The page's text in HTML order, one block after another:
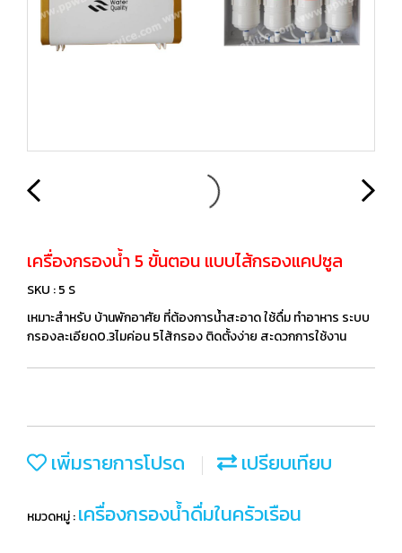
เครื่องกรองน้ำ 5 ขั้นตอน แบบไส้กรองแคปซูล
SKU : 5 S
เหมาะสำหรับ บ้านพักอาศัย ที่ต้องการน้ำสะอาด ใช้ดื่ม ทำอาหาร ระบบ
กรองละเอียด0.3ไมค่อน 5ไส้กรอง ติดตั้งง่าย สะดวกการใช้งาน
เพิ่มรายการโปรด เปรียบเทียบ
หมวดหมู่ :เครื่องกรองน้ำดื่มในครัวเรือน